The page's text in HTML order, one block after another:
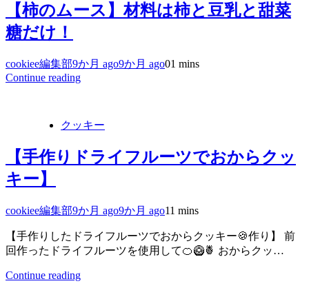
【柿のムース】材料は柿と豆乳と甜菜
糖だけ！
cookiee編集部9か月 ago9か月 ago01 mins
Continue reading
クッキー
【手作りドライフルーツでおからクッ
キー】
cookiee編集部9か月 ago9か月 ago11 mins
【手作りしたドライフルーツでおからクッキー🍪作り】 前
回作ったドライフルーツを使用して🍊🥝🍍 おからクッ…
Continue reading